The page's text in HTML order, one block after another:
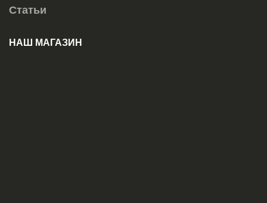
Статьи
НАШ МАГАЗИН